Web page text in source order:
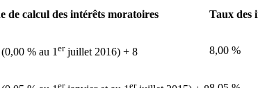
de calcul des intérêts moratoires Taux des
% au 1erjuillet 2016) + 8 8,00 %
er er